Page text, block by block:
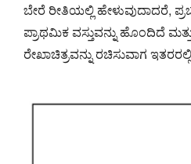
ಬೇರೆ ರೀತಿಯಲ್ಲಿ ಹೇಳುವುದಾದರೆ,
ಪ್ರಾಥಮಿಕ ವಸ್ತುವನ್ನು ಹೊಂದಿದೆ
ರೇಖಾಚಿತ್ರವನ್ನು ರಚಿಸುವಾಗ